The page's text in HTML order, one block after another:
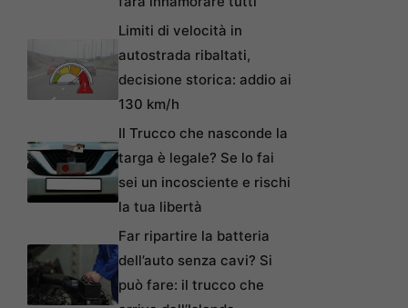
Limiti di velocità in
autostrada ribaltati,
decisione storica: addio ai
130 km/h
Il Trucco che nasconde la
targa è legale? Se lo fai
sei un incosciente e rischi
la tua libertà
Far ripartire la batteria
dell’auto senza cavi? Si
può fare: il trucco che